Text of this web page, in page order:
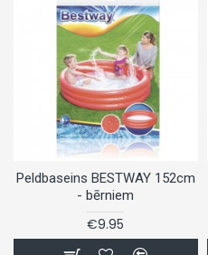
Peldbaseins BESTWAY 152cm
- bērniem
€9.95